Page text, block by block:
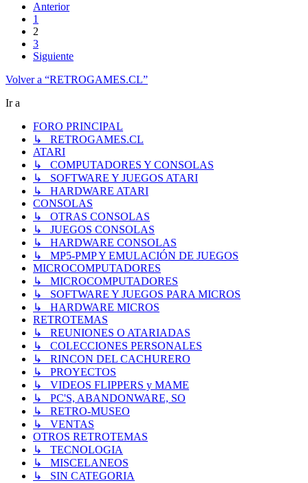
Anterior
1
2
3
Siguiente
Volver a “RETROGAMES.CL”
Ir a
FORO PRINCIPAL
↳ RETROGAMES.CL
ATARI
↳ COMPUTADORES Y CONSOLAS
↳ SOFTWARE Y JUEGOS ATARI
↳ HARDWARE ATARI
CONSOLAS
↳ OTRAS CONSOLAS
↳ JUEGOS CONSOLAS
↳ HARDWARE CONSOLAS
↳ MP5-PMP Y EMULACIÓN DE JUEGOS
MICROCOMPUTADORES
↳ MICROCOMPUTADORES
↳ SOFTWARE Y JUEGOS PARA MICROS
↳ HARDWARE MICROS
RETROTEMAS
↳ REUNIONES O ATARIADAS
↳ COLECCIONES PERSONALES
↳ RINCON DEL CACHURERO
↳ PROYECTOS
↳ VIDEOS FLIPPERS y MAME
↳ PC'S, ABANDONWARE, SO
↳ RETRO-MUSEO
↳ VENTAS
OTROS RETROTEMAS
↳ TECNOLOGIA
↳ MISCELANEOS
↳ SIN CATEGORIA